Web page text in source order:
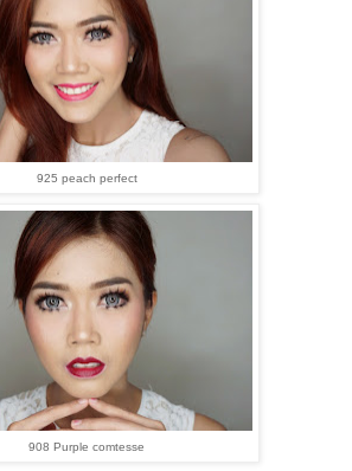
925 peach perfect
908 Purple comtesse